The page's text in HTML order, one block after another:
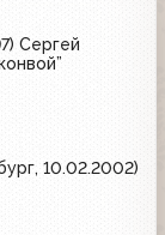
Сергей
10.02.2002)